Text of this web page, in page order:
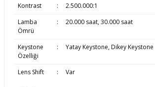
Kontrast
:
2.500.000:1
Lamba
Ömrü
: 20.000 saat, 30.000 saat
Keystone
Özelliği
: Yatay Keystone, Dikey Keystone
Lens Shift : Var